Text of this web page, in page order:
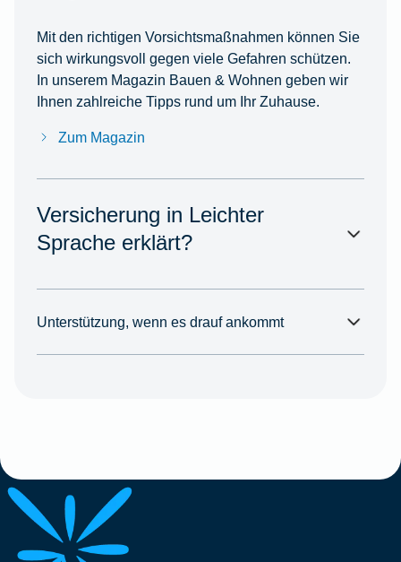
Mit den richtigen Vorsichtsmaßnahmen können Sie
sich wirkungsvoll gegen viele Gefahren schützen.
In unserem Magazin Bauen & Wohnen geben wir
Ihnen zahlreiche Tipps rund um Ihr Zuhause.
Zum Magazin
Versicherung in Leichter
Sprache erklärt?
Unterstützung, wenn es drauf ankommt